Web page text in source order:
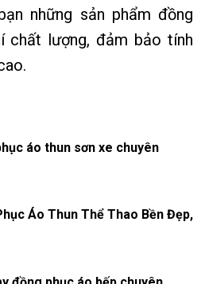
những sản phẩm đồng
chất lượng, đảm bảo tính
áo thun sơn xe chuyên
Áo Thun Thể Thao Bền Đẹp,